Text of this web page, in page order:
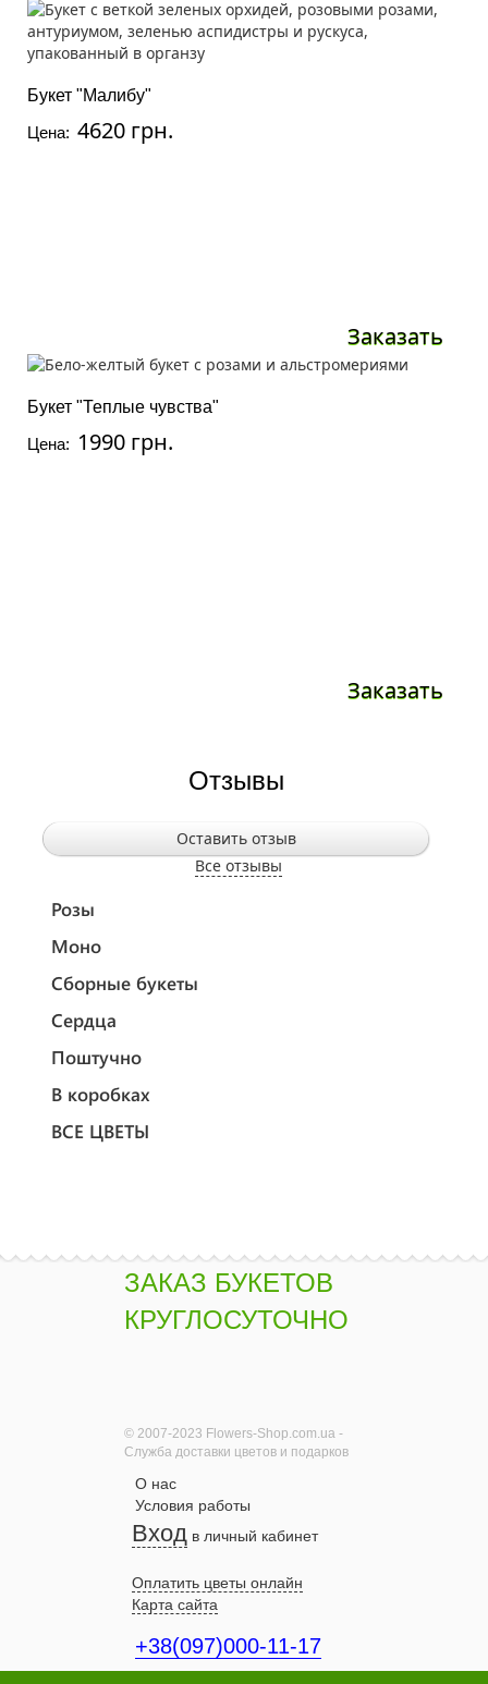
Букет "Малибу"
Цена: 4620 грн.
Заказать
Букет "Теплые чувства"
Цена: 1990 грн.
Заказать
Отзывы
Оставить отзыв
Все отзывы
Розы
Моно
Сборные букеты
Сердца
Поштучно
В коробках
ВСЕ ЦВЕТЫ
ЗАКАЗ БУКЕТОВ
КРУГЛОСУТОЧНО
© 2007-2023 Flowers-Shop.com.ua -
Служба доставки цветов и подарков
О нас
Условия работы
Вход в личный кабинет
Оплатить цветы онлайн
Карта сайта
+38(097)000-11-17